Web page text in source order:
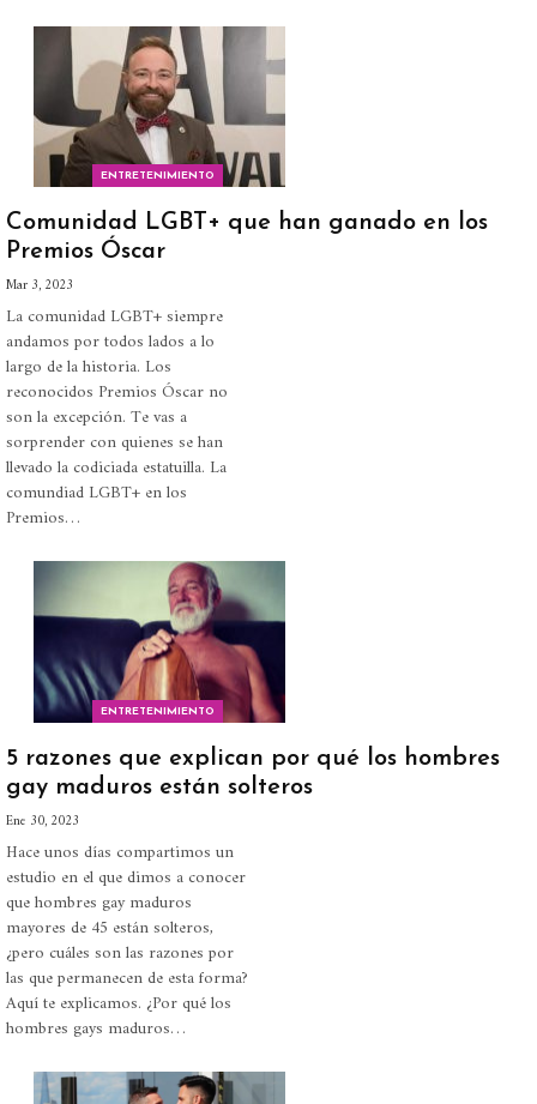
ENTRETENIMIENTO
Comunidad LGBT+ que han ganado en los
Premios Óscar
Mar 3, 2023
La comunidad LGBT+ siempre
andamos por todos lados a lo
largo de la historia. Los
reconocidos Premios Óscar no
son la excepción. Te vas a
sorprender con quienes se han
llevado la codiciada estatuilla. La
comundiad LGBT+ en los
Premios…
ENTRETENIMIENTO
5 razones que explican por qué los hombres
gay maduros están solteros
Ene 30, 2023
Hace unos días compartimos un
estudio en el que dimos a conocer
que hombres gay maduros
mayores de 45 están solteros,
¿pero cuáles son las razones por
las que permanecen de esta forma?
Aquí te explicamos. ¿Por qué los
hombres gays maduros…